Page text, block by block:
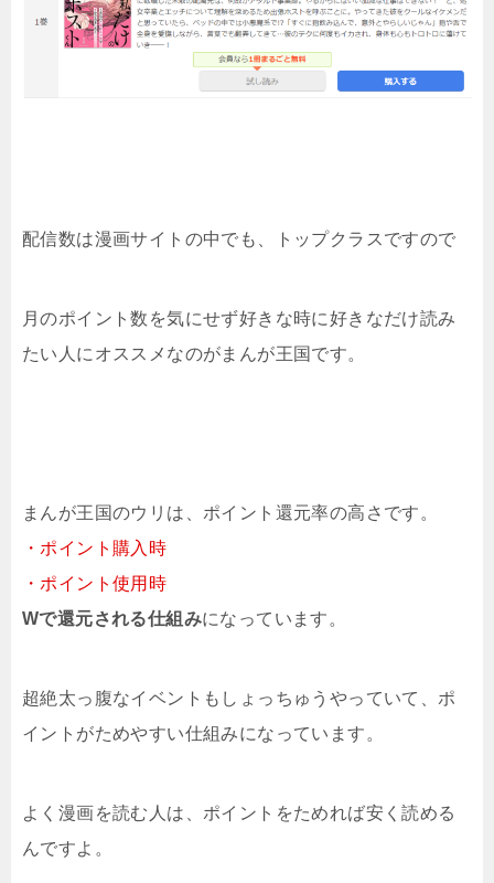
配信数は漫画サイトの中でも、トップクラスですので
月のポイント数を気にせず好きな時に好きなだけ読み
たい人にオススメなのがまんが王国です。
まんが王国のウリは、ポイント還元率の高さです。
・ポイント購入時
・ポイント使用時
Wで還元される仕組みになっています。
超絶太っ腹なイベントもしょっちゅうやっていて、ポ
イントがためやすい仕組みになっています。
よく漫画を読む人は、ポイントをためれば安く読める
んですよ。